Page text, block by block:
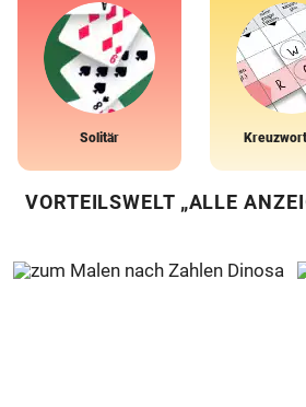
Solitär
VORTEILSWELT „ALLE